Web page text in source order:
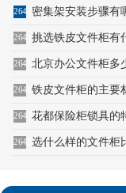
2643 密集架安装步骤有
2644 挑选铁皮文件柜有
2645 北京办公文件柜多
2646 铁皮文件柜的主要
2647 花都保险柜锁具的
2648 选什么样的文件柜